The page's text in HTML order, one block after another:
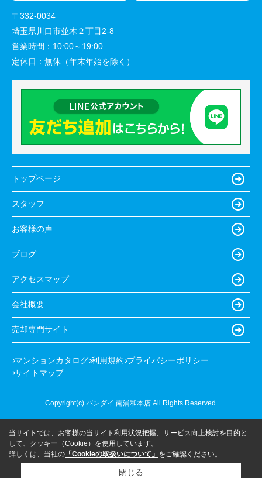
〒332-0034
埼玉県川口市並木２丁目2-8
営業時間： 10:00～19:00
定休日： 無休（年末年始を除く）
トップページ
スタッフ
お客様の声
ブログ
アクセスマップ
会社概要
売却専門サイト
マンションカタログ 利用規約 プライバシーポリシー
サイトマップ
Copyright(c) バンダイ 南浦和本店 All Rights Reserved.
当サイトでは、お客様の当サイト利用状況把握、サービス向上検討を目的と
して、クッキー（Cookie）を使用しています。
詳しくは、当社の 「Cookieの取扱いについて」 をご確認ください。
閉じる